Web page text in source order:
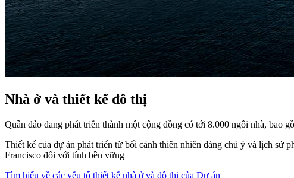
Nhà ở và thiết kế đô thị
Quần đảo đang phát triển thành một cộng đồng có tới 8.000 ngôi nhà, bao
Thiết kế của dự án phát triển từ bối cảnh thiên nhiên đáng chú ý và lịch sử
Francisco đối với tính bền vững
Tìm hiểu về các yếu tố thiết kế nhà ở và đô thị của Dự án